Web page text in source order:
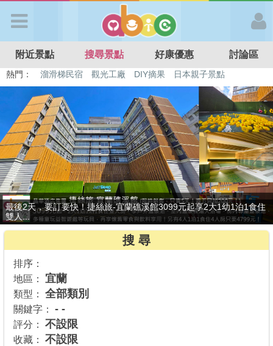
APP登入
首 頁
搜尋景點
好康優惠
最新消息
商家合作
推薦景點
附近景點 搜尋景點 好康優惠 討論區
熱門： 溜滑梯民宿 觀光工廠 DIY摘果
日本親子景點
特色遊戲場
親子住房優惠 台北親子餐廳 溫泉泡湯SPA
贈九族文化村門票2張(總價值1100元*2)！4099元享日月潭經典大飯
店...
搜 尋
排序：
地區： 宜蘭
類型： 全部類別
關鍵字： - -
評分： 不設限
收藏： 不設限